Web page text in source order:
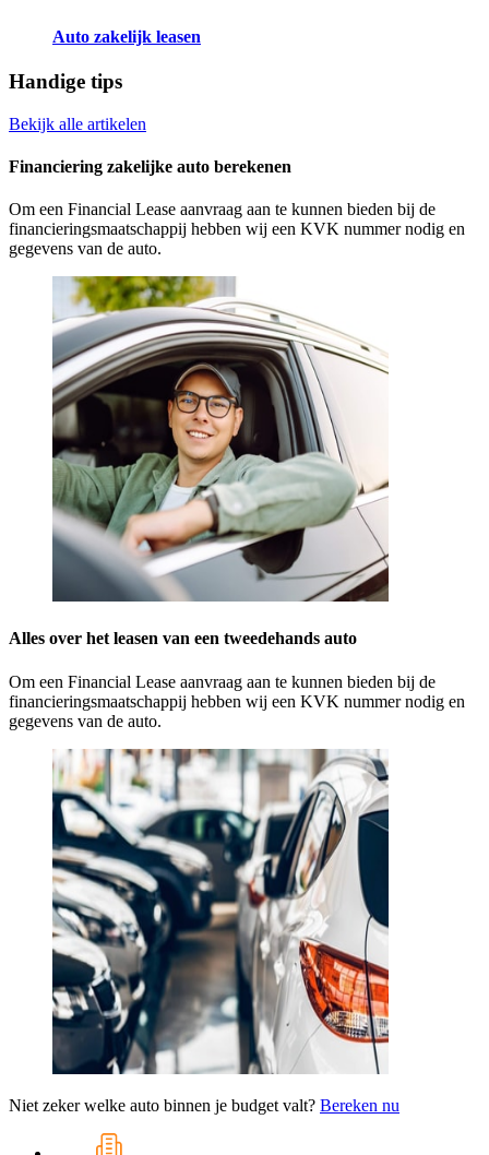
Auto zakelijk leasen
Handige tips
Bekijk alle artikelen
Financiering zakelijke auto berekenen
Om een Financial Lease aanvraag aan te kunnen bieden bij de
financieringsmaatschappij hebben wij een KVK nummer nodig en
gegevens van de auto.
Alles over het leasen van een tweedehands auto
Om een Financial Lease aanvraag aan te kunnen bieden bij de
financieringsmaatschappij hebben wij een KVK nummer nodig en
gegevens van de auto.
Niet zeker welke auto binnen je budget valt? Bereken nu